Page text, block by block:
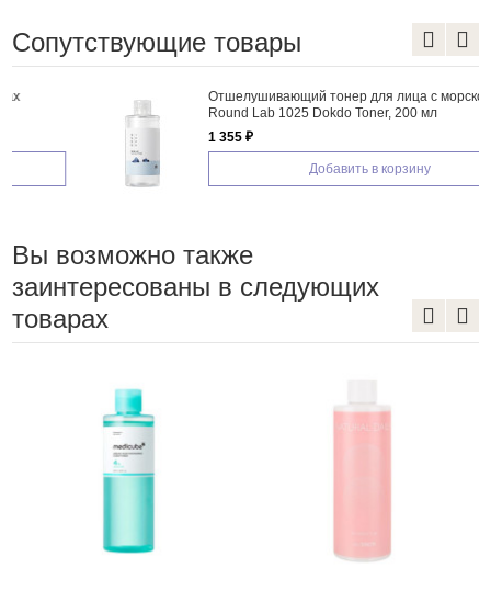
Сопутствующие товары
Отшелушивающий тонер для лица с морской водой
Round Lab 1025 Dokdo Toner, 200 мл
Добавить в корзину
Вы возможно также
заинтересованы в следующих
товарах